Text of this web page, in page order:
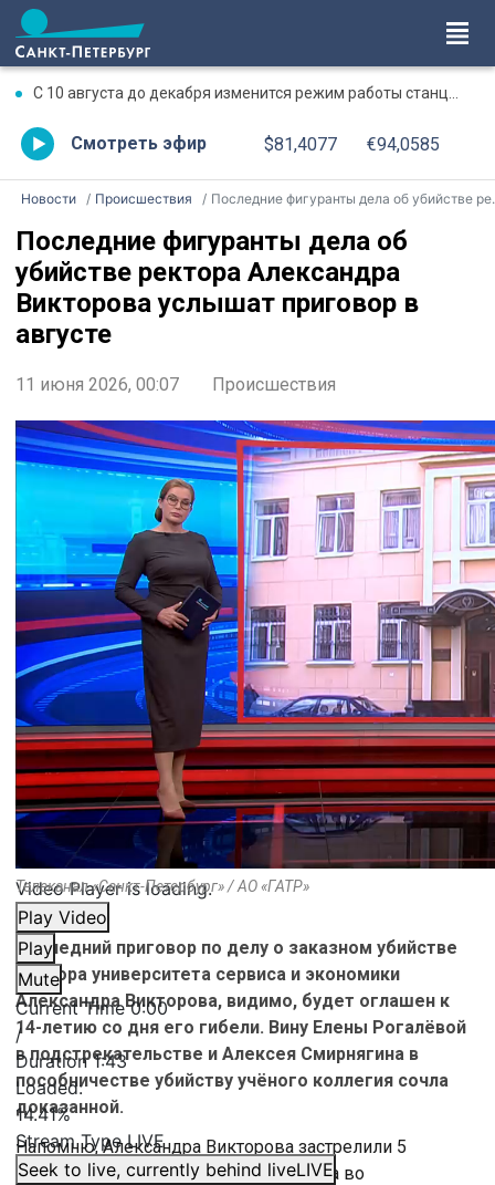
С 10 августа до декабря изменится режим работы станции метро «Чкаловская»
Смотреть эфир $81,4077 €94,0585
Новости Происшествия Последние фигуранты дела об убийстве ректора Александра Викторова услышат приговор в августе
Последние фигуранты дела об
убийстве ректора Александра
Викторова услышат приговор в
августе
11 июня 2026, 00:07 Происшествия
Video Player is loading.
Play Video
Play
Mute
Current Time0:00
/
Duration1:43
Loaded:
14.41%
Stream TypeLIVE
Seek to live, currently behind liveLIVE
Телеканал «Санкт-Петербург» / АО «ГАТР»
Последний приговор по делу о заказном убийстве
ректора университета сервиса и экономики
Александра Викторова, видимо, будет оглашен к
14-летию со дня его гибели. Вину Елены Рогалёвой
в подстрекательстве и Алексея Смирнягина в
пособничестве убийству учёного коллегия сочла
доказанной.
Напомню, Александра Викторова застрелили 5
сентября 2012 года на пороге его дома во